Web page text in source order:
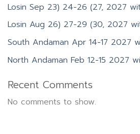
Losin Sep 23) 24-26 (27, 2027
Losin Aug 26) 27-29 (30, 2027
South Andaman Apr 14-17 2027
North Andaman Feb 12-15 2027
Recent Comments
No comments to show.